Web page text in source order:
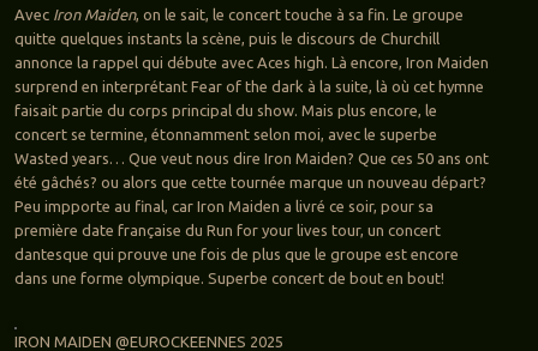
Avec Iron Maiden, on le sait, le concert touche à sa fin. Le groupe
quitte quelques instants la scène, puis le discours de Churchill
annonce la rappel qui débute avec Aces high. Là encore, Iron Maiden
surprend en interprétant Fear of the dark à la suite, là où cet hymne
faisait partie du corps principal du show. Mais plus encore, le
concert se termine, étonnamment selon moi, avec le superbe
Wasted years… Que veut nous dire Iron Maiden? Que ces 50 ans ont
été gâchés? ou alors que cette tournée marque un nouveau départ?
Peu impporte au final, car Iron Maiden a livré ce soir, pour sa
première date française du Run for your lives tour, un concert
dantesque qui prouve une fois de plus que le groupe est encore
dans une forme olympique. Superbe concert de bout en bout!
IRON MAIDEN @EUROCKEENNES 2025